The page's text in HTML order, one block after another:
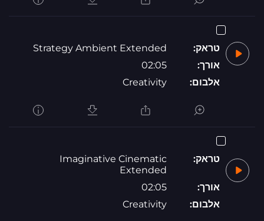
טראק:
Strategy Ambient Extended
אורך:
02:05
אלבום:
Creativity
טראק:
Imaginative Cinematic
Extended
אורך:
02:05
אלבום:
Creativity